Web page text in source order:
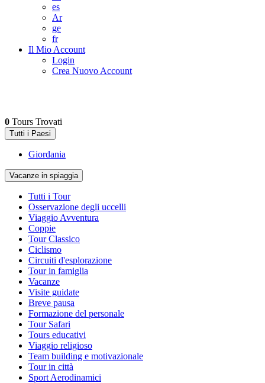
es
Ar
ge
fr
Il Mio Account
Login
Crea Nuovo Account
0 Tours Trovati
Tutti i Paesi
Giordania
Vacanze in spiaggia
Tutti i Tour
Osservazione degli uccelli
Viaggio Avventura
Coppie
Tour Classico
Ciclismo
Circuiti d'esplorazione
Tour in famiglia
Vacanze
Visite guidate
Breve pausa
Formazione del personale
Tour Safari
Tours educativi
Viaggio religioso
Team building e motivazionale
Tour in città
Sport Aerodinamici